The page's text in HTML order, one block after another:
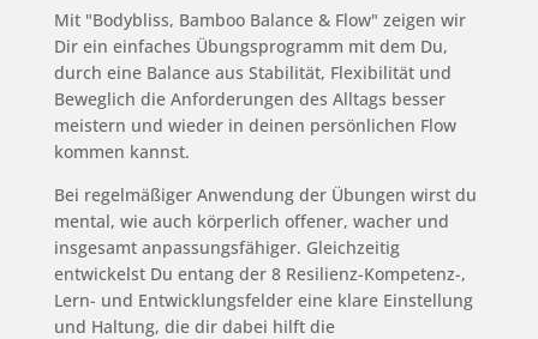
Mit "Bodybliss, Bamboo Balance & Flow" zeigen wir
Dir ein einfaches Übungsprogramm mit dem Du,
durch eine Balance aus Stabilität, Flexibilität und
Beweglich die Anforderungen des Alltags besser
meistern und wieder in deinen persönlichen Flow
kommen kannst.
Bei regelmäßiger Anwendung der Übungen wirst du
mental, wie auch körperlich offener, wacher und
insgesamt anpassungsfähiger. Gleichzeitig
entwickelst Du entang der 8 Resilienz-Kompetenz-,
Lern- und Entwicklungsfelder eine klare Einstellung
und Haltung, die dir dabei hilft die